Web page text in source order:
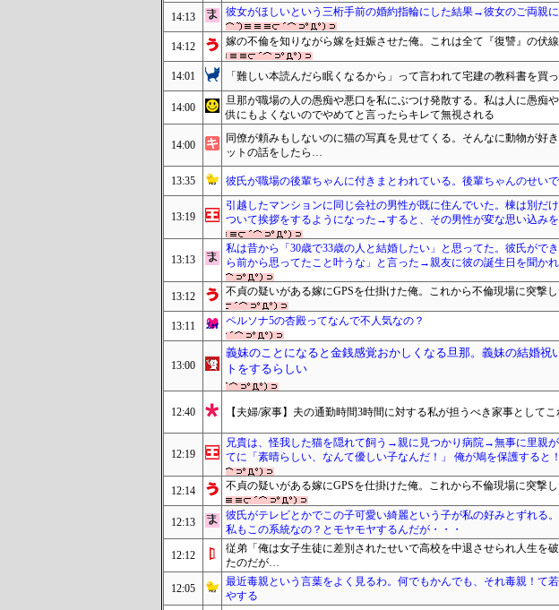
14:13 彼女がほしいという三桁手前の婚約指輪にした結果→彼女のご両親
14:12 嫁の不倫を知りながら嫁を妊娠させた俺。これは全て『復讐』の伏線
14:01 「難しい本読んだら眠くなるから」って言われて宅建の教科書を買
14:00
旦那が職場の人の愚痴や悪口を私にぶつけ発散する。私は人に愚痴
供にもよくないのでやめてと言ったらキレて無視される
14:00
同僚が頼みもしないのに猫の写真を見せてくる。そんなに動物が好
ットの話をしたら…
13:35 彼氏が職場の後輩ちゃんに付きまとわれている。後輩ちゃんのせい
13:19
引越したマンションに同じ会社の男性が既に住んでいた。棟は別だ
ついて挨拶をするようになった→すると、その男性が変な思い込みを
13:13
私は昔から「30歳で33歳の人と結婚したい」と思ってた。彼氏がで
ら前から思ってたこと叶うな」と言った→親友に彼の誕生日を聞か
13:12 不貞の疑いがある嫁にGPSを仕掛けた俺。これから不倫現場に突撃し
13:11 ペルソナ5の杏殿ってなんで不人気なの？
13:00
義妹のことになると金銭感覚おかしくなる旦那。義妹の結婚祝
トをするらしい
12:40 【夫婦/家事】夫の通勤時間3時間に対する私が担うべき家事として
12:19
兄貴は、怪我した猫を隠れて飼う→親に見つかり病院→無事に里親
てに「素晴らしい、なんて優しい子なんだ！」 俺が鳩を保護すると
12:14 不貞の疑いがある嫁にGPSを仕掛けた俺。これから不倫現場に突撃し
12:13
彼氏がテレビとかでこの子可愛い綺麗という子が私の好みとずれる
私もこの系統なの？とモヤモヤするんだが・・・
12:12
従弟「俺は女子生徒に差別されたせいで高校を中退させられ人生を
たのだが…
12:05
最近毒親という言葉をよく見るわ。何でもかんでも、それ毒親！て
やする